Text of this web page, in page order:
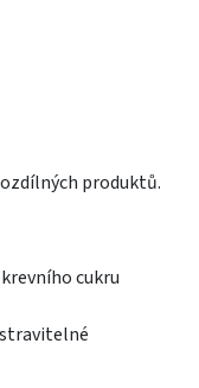
produktů.
cukru